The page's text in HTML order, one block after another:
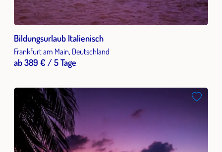
Bildungsurlaub Italienisch
Frankfurt am Main, Deutschland
ab 389 € / 5 Tage